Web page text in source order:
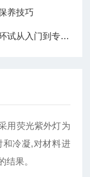
养技巧
业级全覆盖值得关注
用荧光紫外灯为
和冷凝,对材料进
结果。